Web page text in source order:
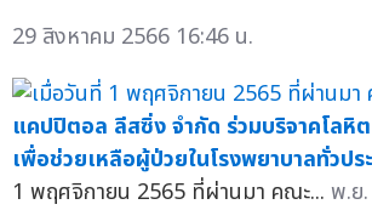
29 สิงหาคม 2566 16:46 น.
แคปปิตอล ลีสซิ่ง จำกัด ร่วมบริจาคโลหิ
เพื่อช่วยเหลือผู้ป่วยในโรงพยาบาลทั่วปร
1 พฤศจิกายน 2565 ที่ผ่านมา คณะ... พ.ย